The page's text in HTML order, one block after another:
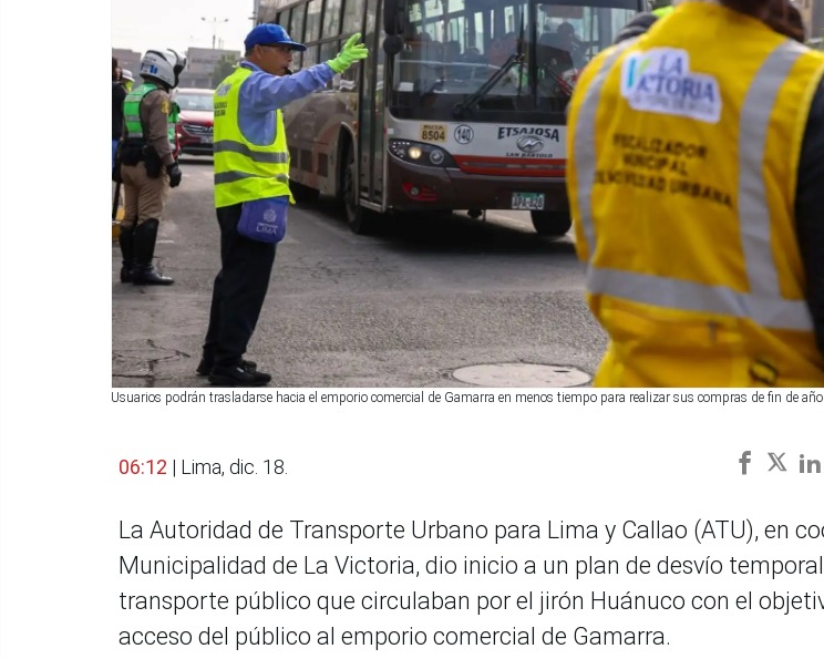
Usuarios podrán trasladarse hacia el emporio comercial de Gamarra en menos tiempo para realizar sus compras de fin de
06:12 | Lima, dic. 18.
La Autoridad de Transporte Urbano para Lima y Callao (ATU), en
Municipalidad de La Victoria, dio inicio a un plan de desvío
transporte público que circulaban por el jirón Huánuco con el
acceso del público al emporio comercial de Gamarra.